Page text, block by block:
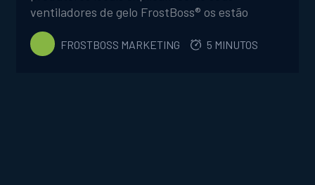
ventiladores de gelo FrostBoss® os estão
ajudando nesta temporada.
FROSTBOSS MARKETING 5 MINUTOS